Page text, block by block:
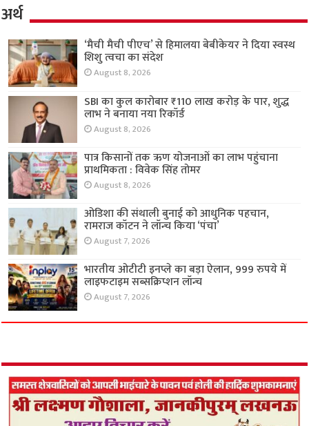
अर्थ
‘मैची मैची पीएच’ से हिमालया बेबीकेयर ने दिया स्वस्थ
शिशु त्वचा का संदेश
August 8, 2026
SBI का कुल कारोबार ₹110 लाख करोड़ के पार, शुद्ध
लाभ ने बनाया नया रिकॉर्ड
August 8, 2026
पात्र किसानों तक ऋण योजनाओं का लाभ पहुंचाना
प्राथमिकता : विवेक सिंह तोमर
August 8, 2026
ओडिशा की संथाली बुनाई को आधुनिक पहचान,
रामराज कॉटन ने लॉन्च किया ‘पंचा’
August 7, 2026
भारतीय ओटीटी इनप्ले का बड़ा ऐलान, 999 रुपये में
लाइफटाइम सब्सक्रिप्शन लॉन्च
August 7, 2026